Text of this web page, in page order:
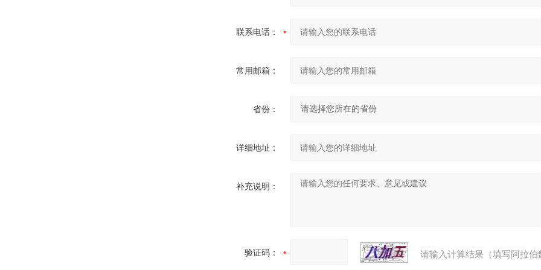
联系电话：
常用邮箱：
省份：
详细地址：
补充说明：
验证码： 请输入计算结果（填写阿拉